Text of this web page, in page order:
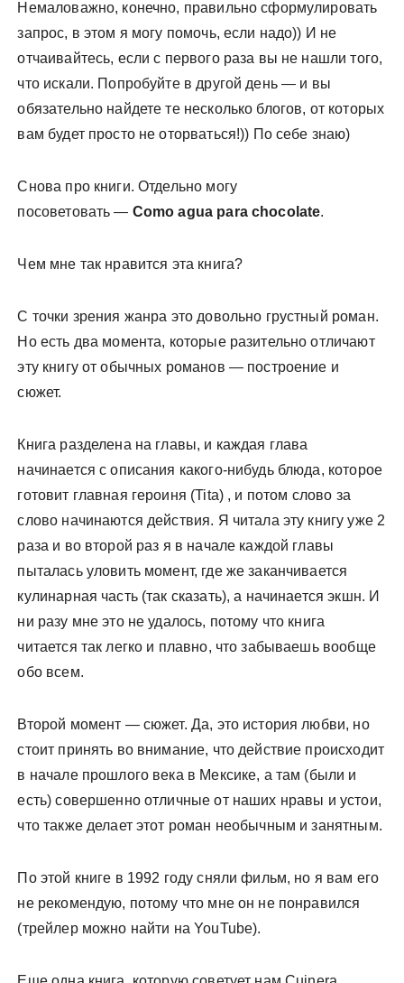
Немаловажно, конечно, правильно сформулировать
запрос, в этом я могу помочь, если надо)) И не
отчаивайтесь, если с первого раза вы не нашли того,
что искали. Попробуйте в другой день — и вы
обязательно найдете те несколько блогов, от которых
вам будет просто не оторваться!)) По себе знаю)
Снова про книги. Отдельно могу
посоветовать — Como agua para chocolate.
Чем мне так нравится эта книга?
С точки зрения жанра это довольно грустный роман.
Но есть два момента, которые разительно отличают
эту книгу от обычных романов — построение и
сюжет.
Книга разделена на главы, и каждая глава
начинается с описания какого-нибудь блюда, которое
готовит главная героиня (Tita) , и потом слово за
слово начинаются действия. Я читала эту книгу уже 2
раза и во второй раз я в начале каждой главы
пыталась уловить момент, где же заканчивается
кулинарная часть (так сказать), а начинается экшн. И
ни разу мне это не удалось, потому что книга
читается так легко и плавно, что забываешь вообще
обо всем.
Второй момент — сюжет. Да, это история любви, но
стоит принять во внимание, что действие происходит
в начале прошлого века в Мексике, а там (были и
есть) совершенно отличные от наших нравы и устои,
что также делает этот роман необычным и занятным.
По этой книге в 1992 году сняли фильм, но я вам его
не рекомендую, потому что мне он не понравился
(трейлер можно найти на YouTube).